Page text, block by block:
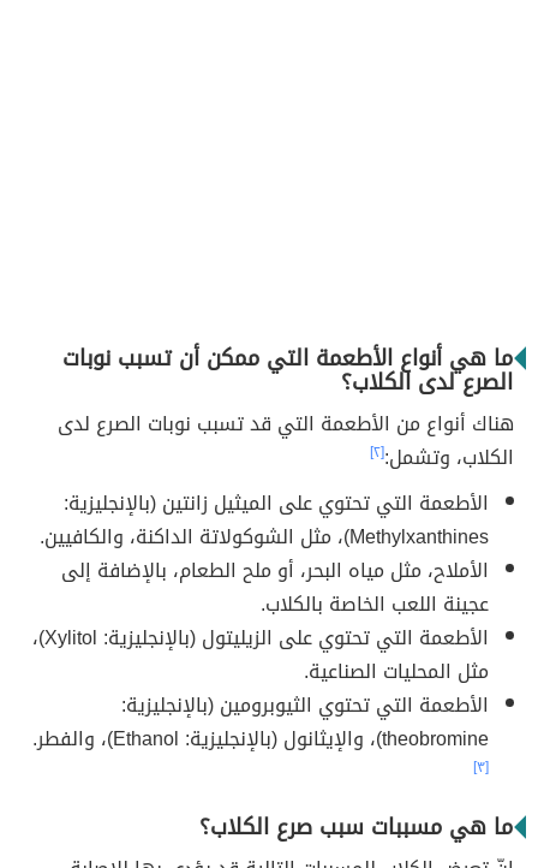
ما هي أنواع الأطعمة التي ممكن أن تسبب نوبات
الصرع لدى الكلاب؟
هناك أنواع من الأطعمة التي قد تسبب نوبات الصرع لدى
الكلاب، وتشمل:[٢]
الأطعمة التي تحتوي على الميثيل زانتين (بالإنجليزية:
Methylxanthines)، مثل الشوكولاتة الداكنة، والكافيين.
الأملاح، مثل مياه البحر، أو ملح الطعام، بالإضافة إلى
عجينة اللعب الخاصة بالكلاب.
الأطعمة التي تحتوي على الزيليتول (بالإنجليزية: Xylitol)،
مثل المحليات الصناعية.
الأطعمة التي تحتوي الثيوبرومين (بالإنجليزية:
theobromine)، والإيثانول (بالإنجليزية: Ethanol)، والفطر.
[٣]
ما هي مسببات سبب صرع الكلاب؟